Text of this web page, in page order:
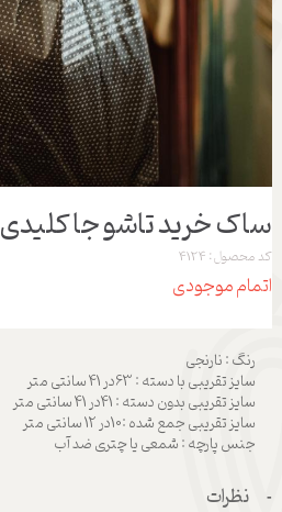
ساک خرید تاشو جا کلیدی
کد محصول: 4124
اتمام موجودی
رنگ : نارنجی
سایز تقریبی با دسته : 63در 41 سانتی متر
سایز تقریبی بدون دسته : 41در 41 سانتی متر
سایز تقریبی جمع شده :10در 12 سانتی متر
جنس پارچه : شمعی یا چتری ضد آب
نظرات